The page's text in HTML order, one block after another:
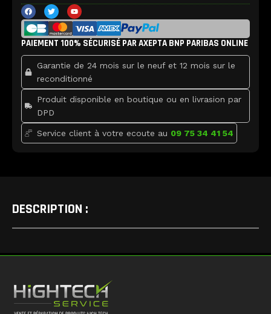
analogique
Joycon
Nintendo
Switch
/
Lite
OLED
F
a
c
e
b
o
k
T
w
i
t
t
e
Y
o
u
t
u
b
PAIEMENT 100% SÉCURISÉ PAR AXEPTA BNP PARIBAS ONLINE
Garantie de 24 mois sur le neuf et 12 mois sur le
reconditionné
Produit disponible en boutique ou en livrasion par
DPD
Service client à votre ecoute au 09 75 34 41 54
DESCRIPTION :